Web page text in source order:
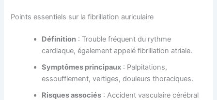
Points essentiels sur la fibrillation auriculaire
Définition : Trouble fréquent du rythme
cardiaque, également appelé fibrillation atriale.
Symptômes principaux : Palpitations,
essoufflement, vertiges, douleurs thoraciques.
Risques associés : Accident vasculaire cérébral